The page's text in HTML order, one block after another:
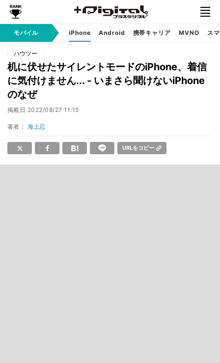
モバイル iPhone Android 携帯キャリア MVNO ス
ハウツー
机に伏せたサイレントモードのiPhone、着信
に気付けません... - いまさら聞けないiPhone
のなぜ
掲載日 2022/08/27 11:15
著者： 海上忍
URLをコピー